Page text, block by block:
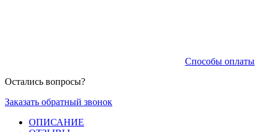
Способы оплаты
Остались вопросы?
Заказать обратный звонок
ОПИСАНИЕ